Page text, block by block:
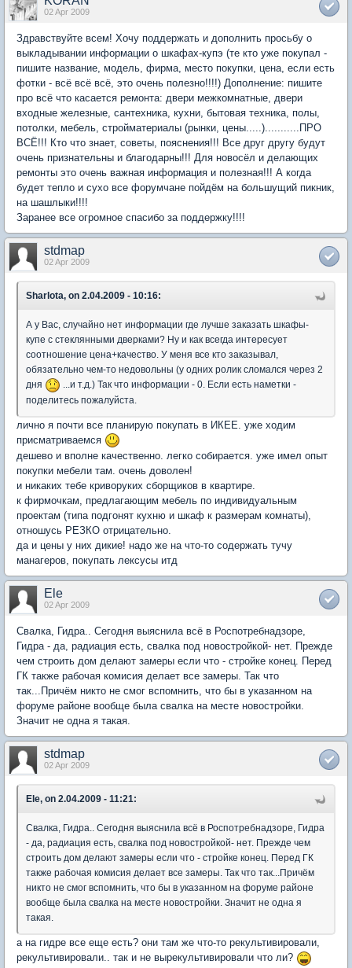
02 Apr 2009
Здравствуйте всем! Хочу поддержать и дополнить просьбу о
выкладывании информации о шкафах-купэ (те кто уже покупал -
пишите название, модель, фирма, место покупки, цена, если есть
фотки - всё всё всё, это очень полезно!!!!) Дополнение: пишите
про всё что касается ремонта: двери межкомнатные, двери
входные железные, сантехника, кухни, бытовая техника, полы,
потолки, мебель, стройматериалы (рынки, цены.....)...........ПРО
ВСЁ!!! Кто что знает, советы, пояснения!!! Все друг другу будут
очень признательны и благодарны!!! Для новосёл и делающих
ремонты это очень важная информация и полезная!!! А когда
будет тепло и сухо все форумчане пойдём на большущий пикник,
на шашлыки!!!!
Заранее все огромное спасибо за поддержку!!!!
stdmap
02 Apr 2009
Sharlota, on 2.04.2009 - 10:16:
А у Вас, случайно нет информации где лучше заказать шкафы-
купе с стеклянными дверками? Ну и как всегда интересует
соотношение цена+качество. У меня все кто заказывал,
обязательно чем-то недовольны (у одних ролик сломался через 2
дня
...и т.д.) Так что информации - 0. Если есть наметки -
поделитесь пожалуйста.
лично я почти все планирую покупать в ИКЕЕ. уже ходим
присматриваемся
дешево и вполне качественно. легко собирается. уже имел опыт
покупки мебели там. очень доволен!
и никаких тебе криворуких сборщиков в квартире.
к фирмочкам, предлагающим мебель по индивидуальным
проектам (типа подгонят кухню и шкаф к размерам комнаты),
отношусь РЕЗКО отрицательно.
да и цены у них дикие! надо же на что-то содержать тучу
манагеров, покупать лексусы итд
Ele
02 Apr 2009
Свалка, Гидра.. Сегодня выяснила всё в Роспотребнадзоре,
Гидра - да, радиация есть, свалка под новостройкой- нет. Прежде
чем строить дом делают замеры если что - стройке конец. Перед
ГК также рабочая комисия делает все замеры. Так что
так...Причём никто не смог вспомнить, что бы в указанном на
форуме районе вообще была свалка на месте новостройки.
Значит не одна я такая.
stdmap
02 Apr 2009
Ele, on 2.04.2009 - 11:21:
Свалка, Гидра.. Сегодня выяснила всё в Роспотребнадзоре, Гидра
- да, радиация есть, свалка под новостройкой- нет. Прежде чем
строить дом делают замеры если что - стройке конец. Перед ГК
также рабочая комисия делает все замеры. Так что так...Причём
никто не смог вспомнить, что бы в указанном на форуме районе
вообще была свалка на месте новостройки. Значит не одна я
такая.
а на гидре все еще есть? они там же что-то рекультивировали,
рекультивировали.. так и не вырекультивировали что ли?